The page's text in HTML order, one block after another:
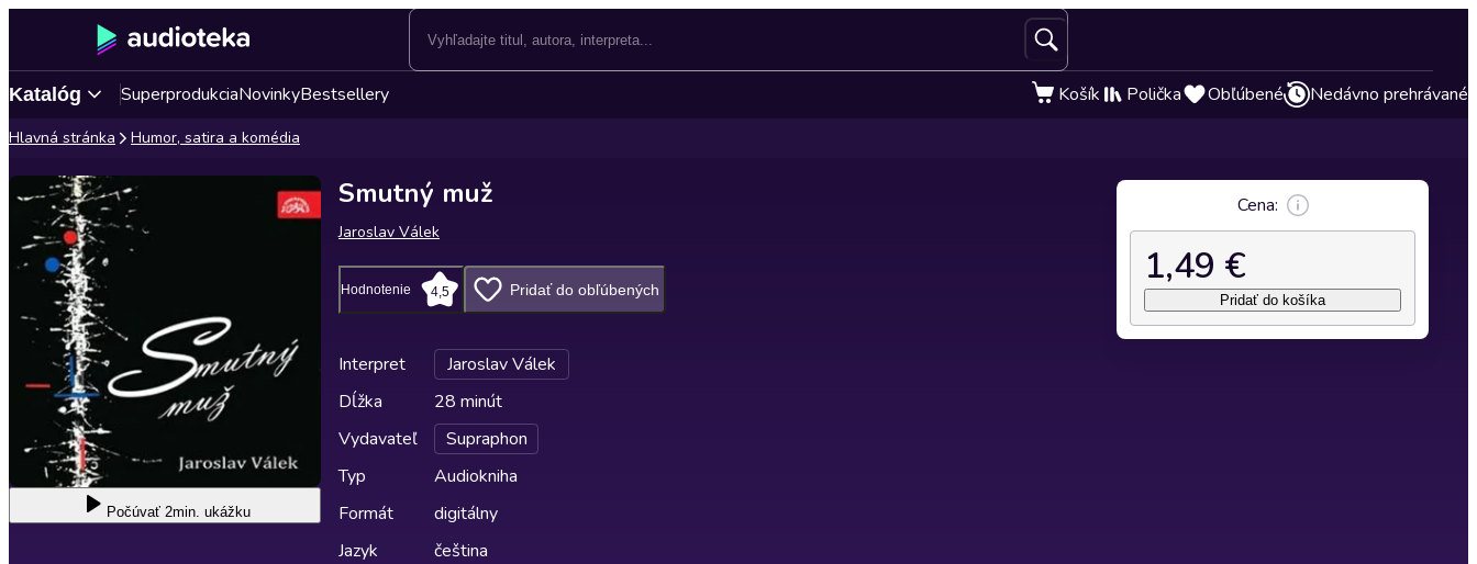
Katalóg SuperprodukciaNovinkyBestsellery Košík Polička Obľúbené Nedávno prehrávané
Hlavná stránka Humor, satira a komédia
Počúvať 2min. ukážku
Smutný muž
Jaroslav Válek
Hodnotenie 4,5 Pridať do obľúbených
Interpret
Jaroslav Válek
Dĺžka
28 minút
Vydavateľ
Supraphon
Typ
Audiokniha
Formát
digitálny
Jazyk
čeština
Cena:
1,49 €
Pridať do košíka